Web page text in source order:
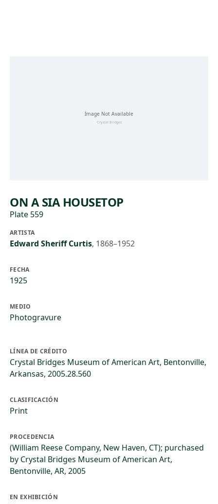
ON A SIA HOUSETOP
Plate 559
ARTISTA
Edward Sheriff Curtis, 1868–1952
FECHA
1925
MEDIO
Photogravure
LÍNEA DE CRÉDITO
Crystal Bridges Museum of American Art, Bentonville,
Arkansas, 2005.28.560
CLASIFICACIÓN
Print
PROCEDENCIA
(William Reese Company, New Haven, CT); purchased
by Crystal Bridges Museum of American Art,
Bentonville, AR, 2005
EN EXHIBICIÓN